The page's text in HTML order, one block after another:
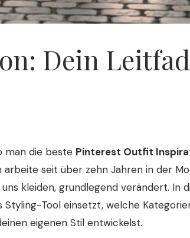
Dein
man die beste Pinterest Outfit
seit über zehn Jahren in der
kleiden, grundlegend verändert. In
Tool einsetzt, welche
eigenen Stil entwickelst.